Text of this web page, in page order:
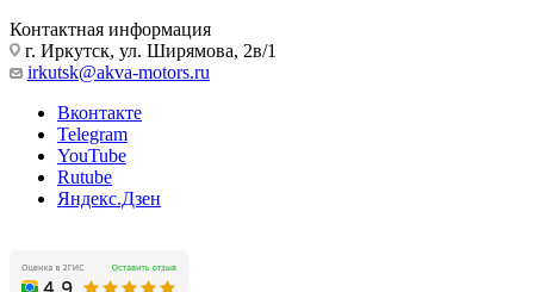
Контактная информация
г. Иркутск, ул. Ширямова, 2в/1
irkutsk@akva-motors.ru
Вконтакте
Telegram
YouTube
Rutube
Яндекс.Дзен